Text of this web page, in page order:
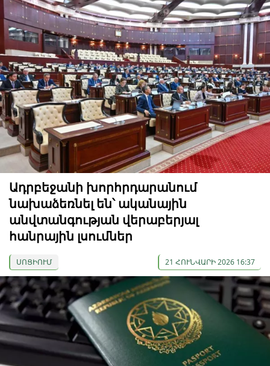
Ադրբեջանի խորհրդարանում
նախաձեռնել են՝ ականային
անվտանգության վերաբերյալ
հանրային լսումներ
ՍՈՑԻՈՒՄ 21 ՀՈՒՆՎԱՐԻ 2026 16:37